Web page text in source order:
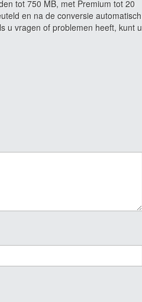
tot 750 MB, met Premium tot 20
en na de conversie automatisch
u vragen of problemen heeft, kunt u